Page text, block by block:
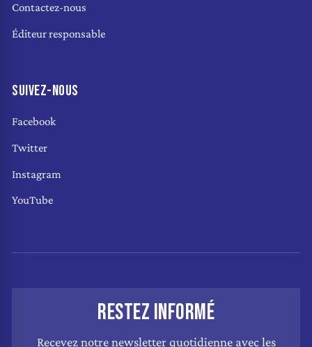
Contactez-nous
Éditeur responsable
SUIVEZ-NOUS
Facebook
Twitter
Instagram
YouTube
RESTEZ INFORMÉ
Recevez notre newsletter quotidienne avec les